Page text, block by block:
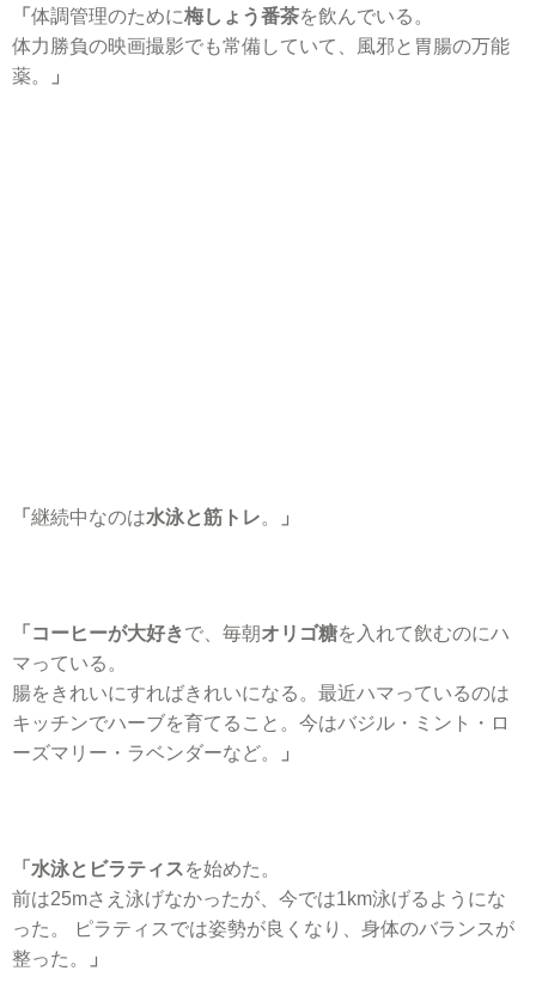
「 体調管理のために梅しょう番茶を飲んでいる。
体力勝負の映画撮影でも常備していて、風邪と胃腸の万能
薬。
」
「 継続中なのは水泳と筋トレ。 」
「コーヒーが大好きで、毎朝オリゴ糖を入れて飲むのにハ
マっている。
腸をきれいにすればきれいになる。最近ハマっているのは
キッチンでハーブを育てること。今はバジル・ミント・ロ
ーズマリー・ラベンダーなど。
」
「水泳とビラティス を始めた。
前は25mさえ泳げなかったが、今では1km泳げるようにな
った。 ピラティスでは姿勢が良くなり、身体のバランスが
整った。
」